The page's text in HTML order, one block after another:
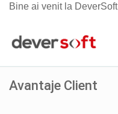
Bine ai venit la DeverSoft
Avantaje Client